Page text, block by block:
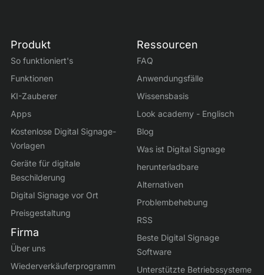
Produkt
So funktioniert's
Funktionen
KI-Zauberer
Apps
Kostenlose Digital Signage-
Vorlagen
Geräte für digitale
Beschilderung
Digital Signage vor Ort
Preisgestaltung
Firma
Über uns
Wiederverkäuferprogramm
Ressourcen
FAQ
Anwendungsfälle
Wissensbasis
Look academy - Englisch
Blog
Was ist Digital Signage
herunterladbare
Alternativen
Problembehebung
RSS
Beste Digital Signage
Software
Unterstützte Betriebssysteme